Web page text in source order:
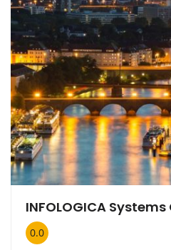
INFOLOGICA Systems
0.0